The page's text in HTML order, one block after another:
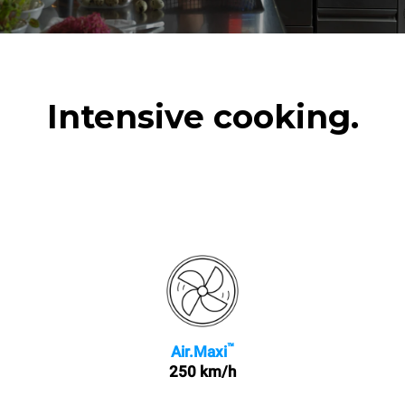
Intensive cooking.
Air.Maxi™
250 km/h